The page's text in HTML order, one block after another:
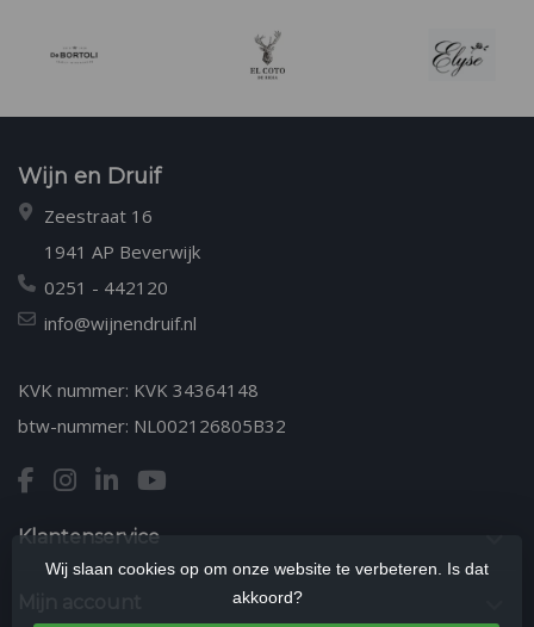
Wijn en Druif
Zeestraat 16
1941 AP Beverwijk
0251 - 442120
info@wijnendruif.nl
KVK nummer: KVK 34364148
btw-nummer: NL002126805B32
Klantenservice
Wij slaan cookies op om onze website te verbeteren. Is dat
akkoord?